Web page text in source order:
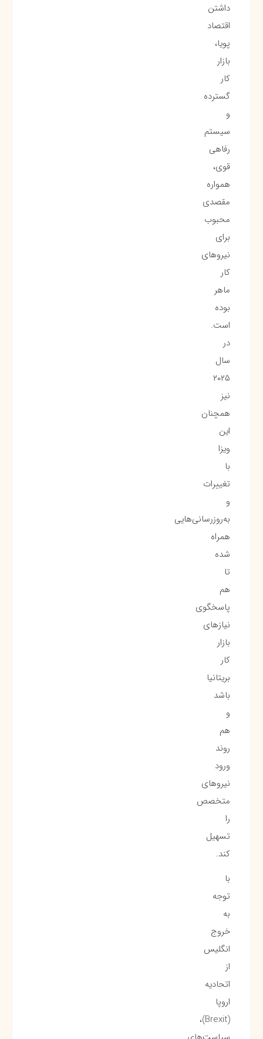
داشتن
اقتصاد
پویا،
بازار
کار
گسترده
و
سیستم
رفاهی
قوی،
همواره
مقصدی
محبوب
برای
نیروهای
کار
ماهر
بوده
است.
در
سال
۲۰۲۵
نیز
همچنان
این
ویزا
با
تغییرات
و
به‌روزرسانی‌هایی
همراه
شده
تا
هم
پاسخگوی
نیازهای
بازار
کار
بریتانیا
باشد
و
هم
روند
ورود
نیروهای
متخصص
را
تسهیل
کند.
با
توجه
به
خروج
انگلیس
از
اتحادیه
اروپا
(Brexit)،